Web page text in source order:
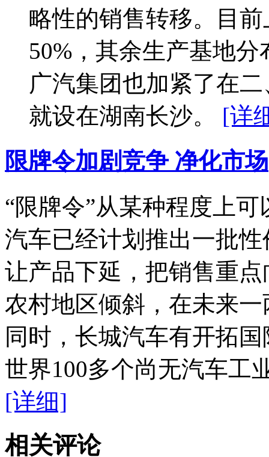
略性的销售转移。目
50%，其余生产基地
广汽集团也加紧了在
就设在湖南长沙。 [详
限牌令加剧竞争 净化市场
“限牌令”从某种程度上
汽车已经计划推出一批
让产品下延，把销售重
农村地区倾斜，在未来
同时，长城汽车有开拓
世界100多个尚无汽车工
[详细]
相关评论